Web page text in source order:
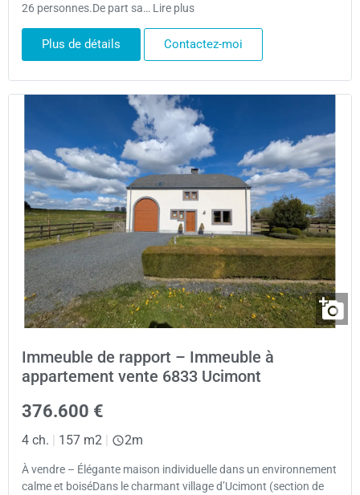
26 personnes.De part sa… Lire plus
Plus de détails Contactez-moi
Immeuble de rapport – Immeuble à
appartement vente 6833 Ucimont
376.600 €
4 ch. | 157 m2 | 2m
À vendre – Élégante maison individuelle dans un environnement
calme et boiséDans le charmant village d’Ucimont (section de